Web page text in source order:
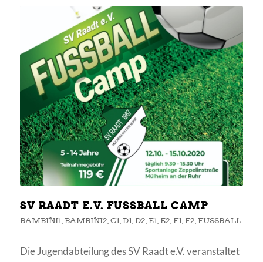
SV RAADT E.V. FUSSBALL CAMP
BAMBINI1,BAMBINI2,C1,D1,D2,E1,E2,F1,F2,FUSSBALL
Die Jugendabteilung des SV Raadt e.V. veranstaltet